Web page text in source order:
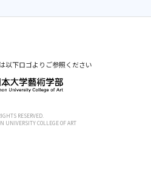
以下ロゴよりご参照ください
RESERVED.
UNIVERSITY COLLEGE OF ART